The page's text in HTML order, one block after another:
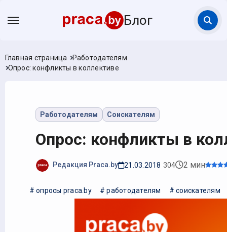
Блог
Главная страница
Работодателям
Опрос: конфликты в коллективе
Работодателям Соискателям
Опрос: конфликты в
Редакция Praca.by 21.03.2018 304 2 мин
# опросы praca.by # работодателям # соискателям